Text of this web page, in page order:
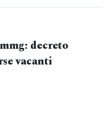
decreto
vacanti